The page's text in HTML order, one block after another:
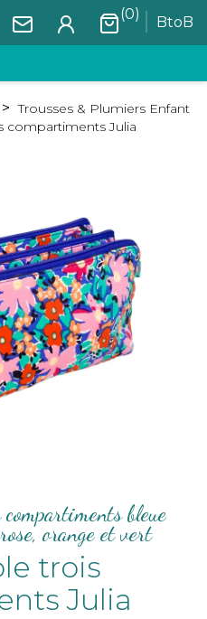
BtoB
(0)
Trousses & Plumiers Enfant
compartiments Julia
bleue
orange et vert
trois
Julia